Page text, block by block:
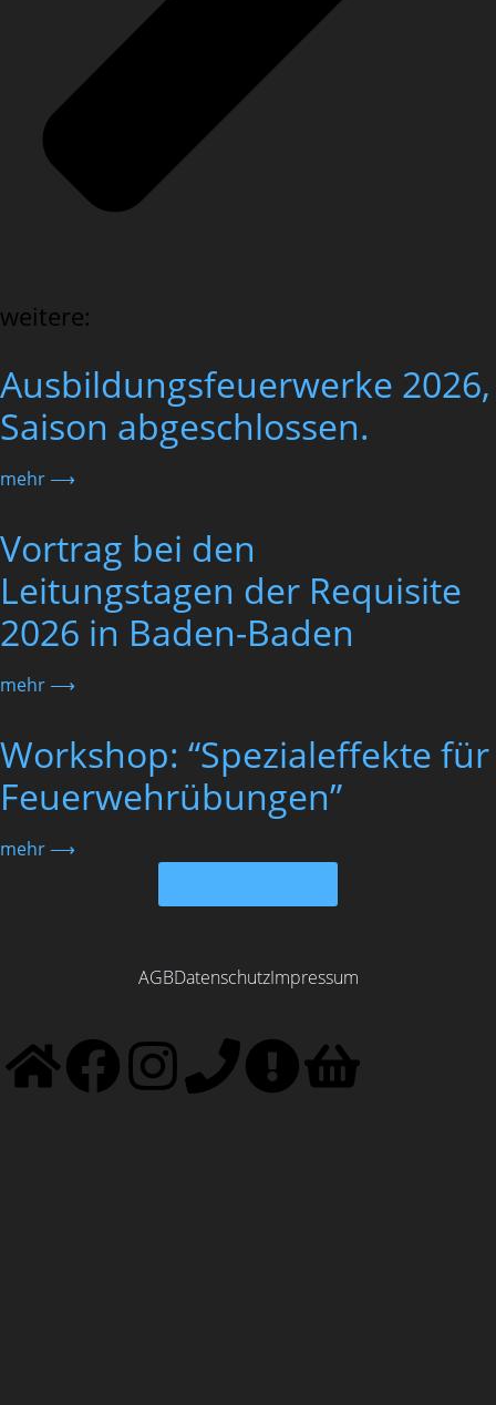
weitere:
Ausbildungsfeuerwerke 2026,
Saison abgeschlossen.
mehr ⟶
Vortrag bei den
Leitungstagen der Requisite
2026 in Baden-Baden
mehr ⟶
Workshop: “Spezialeffekte für
Feuerwehrübungen”
mehr ⟶
AGBDatenschutzImpressum